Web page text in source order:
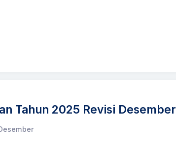
Tahun 2025 Revisi Desember